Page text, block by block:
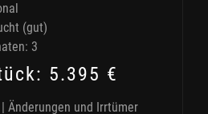
(gut)
3
5.395 €
Änderungen und Irrtümer